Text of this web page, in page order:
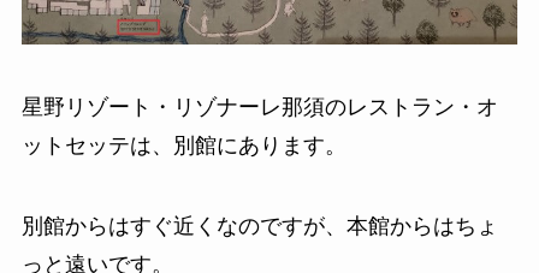
星野リゾート・リゾナーレ那須のレストラン・オ
ットセッテは、別館にあります。
別館からはすぐ近くなのですが、本館からはちょ
っと遠いです。